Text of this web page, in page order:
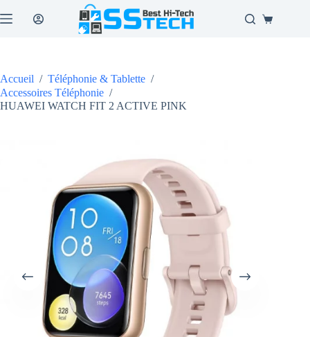
au
Panier
Accueil / Téléphonie & Tablette /
Accessoires Téléphonie /
HUAWEI WATCH FIT 2 ACTIVE PINK